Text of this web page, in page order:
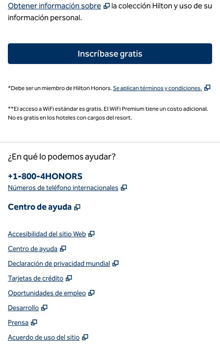
Obtener información sobre
,Se abre una nueva pestaña
la colección Hilton y uso de su
información personal.
Inscríbase gratis
*Debe ser un miembro de Hilton Honors.Se aplican términos y condiciones. ,
**El acceso a WiFi estándar es gratis. El WiFi Premium tiene un costo adicional.
No es gratis en los hoteles con cargos del resort.
¿En qué lo podemos ayudar?
Teléfono
+1-800-4HONORS
Números de teléfono internacionales ,
Centro de ayuda ,
Accesibilidad del sitio Web ,
Centro de ayuda ,
Declaración de privacidad mundial ,
Tarjetas de crédito ,
Oportunidades de empleo ,
Desarrollo ,
Prensa ,
Acuerdo de uso del sitio ,